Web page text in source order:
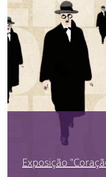
Exposição